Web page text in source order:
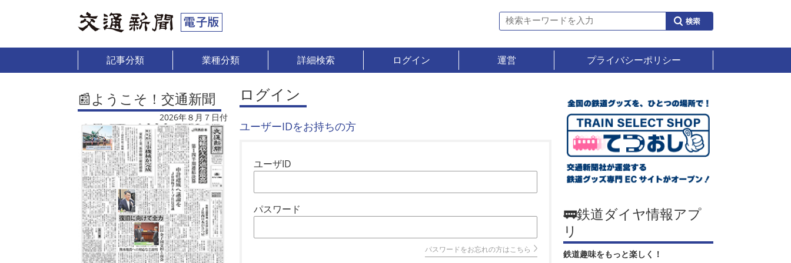
記事分類 業種分類 詳細検索 ログイン 運営 プライバシーポリシー
📰ようこそ！交通新聞
2026年８月７日付
ログイン
ユーザーIDをお持ちの方
ユーザID
パスワード
パスワードをお忘れの方はこちら
🚃鉄道ダイヤ情報アプ
リ
鉄道趣味をもっと楽しく！